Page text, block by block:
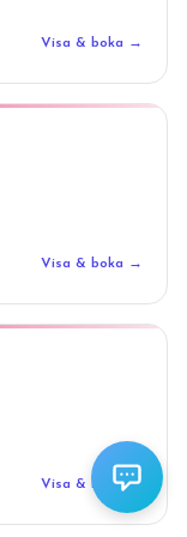
Visa & boka →
Visa & boka →
Visa & boka →